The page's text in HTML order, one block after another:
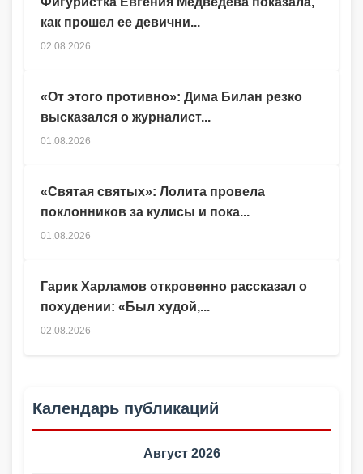
Гарик Харламов откровенно рассказал о
похудении: «Был худой,...
02.08.2026
как прошел ее девични...
02.08.2026
«От этого противно»: Дима Билан резко
высказался о журналист...
01.08.2026
«Святая святых»: Лолита провела
поклонников за кулисы и пока...
01.08.2026
Календарь публикаций
Август 2026